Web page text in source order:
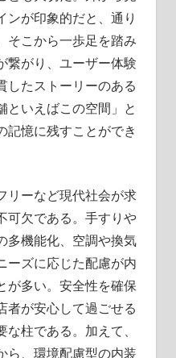
ンが印象的だと、通り
そこから一歩足を踏み
繋がり、ユーザー体験
したストーリーのある
といえばこの空間」と
記憶に残すことができ
リーなど現代社会が求
可欠である。手すりや
多機能化、空調や換気
ーズに応じた配慮が内
が多い。安全性を確保
者が安心して過ごせる
柱である。加えて、
ら、環境配慮型の内装